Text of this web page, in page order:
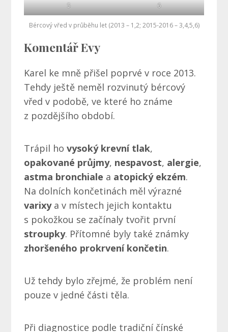
5 6
Bércový vřed v průběhu let (2013 – 1,2; 2015-2016 – 3,4,5,6)
Komentář Evy
Karel ke mně přišel poprvé v roce 2013.
Tehdy ještě neměl rozvinutý bércový
vřed v podobě, ve které ho známe
z pozdějšího období.
Trápil hovysoký krevní tlak,
opakované průjmy, nespavost, alergie,
astma bronchiale a atopický ekzém.
Na dolních končetinách měl výrazné
varixya v místech jejich kontaktu
s pokožkou se začínaly tvořit první
stroupky. Přítomné byly také známky
zhoršeného prokrvení končetin.
Už tehdy bylo zřejmé, že problém není
pouze v jedné části těla.
Při diagnostice podle tradiční čínské